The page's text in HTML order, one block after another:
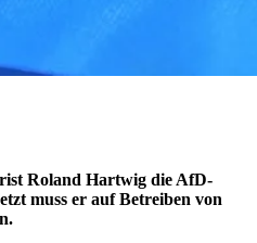
Roland Hartwig die AfD-
muss er auf Betreiben von